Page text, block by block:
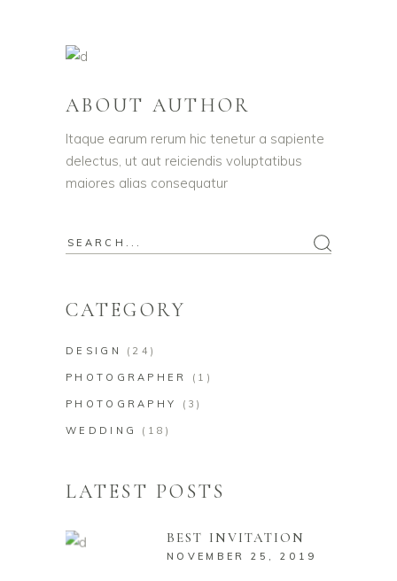
ABOUT AUTHOR
Itaque earum rerum hic tenetur a sapiente
delectus, ut aut reiciendis voluptatibus
maiores alias consequatur
CATEGORY
DESIGN (24)
PHOTOGRAPHER (1)
PHOTOGRAPHY (3)
WEDDING (18)
LATEST POSTS
BEST INVITATION
NOVEMBER 25, 2019